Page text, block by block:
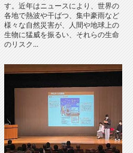
す。近年はニュースにより、世界の
各地で熱波や干ばつ、集中豪雨など
様々な自然災害が、人間や地球上の
生物に猛威を振るい、それらの生命
のリスク...